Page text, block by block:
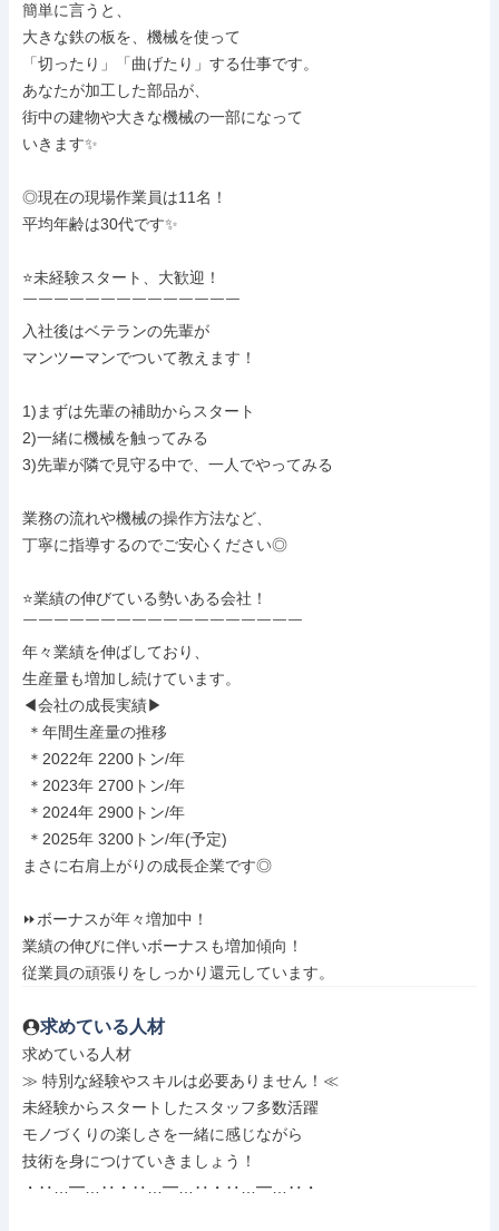
簡単に言うと、
大きな鉄の板を、機械を使って
「切ったり」「曲げたり」する仕事です。
あなたが加工した部品が、
街中の建物や大きな機械の一部になって
いきます✨
◎現在の現場作業員は11名！
平均年齢は30代です✨
⭐未経験スタート、大歓迎！
￣￣￣￣￣￣￣￣￣￣￣￣￣￣
入社後はベテランの先輩が
マンツーマンでついて教えます！
1)まずは先輩の補助からスタート
2)一緒に機械を触ってみる
3)先輩が隣で見守る中で、一人でやってみる
業務の流れや機械の操作方法など、
丁寧に指導するのでご安心ください◎
⭐業績の伸びている勢いある会社！
￣￣￣￣￣￣￣￣￣￣￣￣￣￣￣￣￣￣
年々業績を伸ばしており、
生産量も増加し続けています。
◀会社の成長実績▶
まさに右肩上がりの成長企業です◎
⏩ボーナスが年々増加中！
業績の伸びに伴いボーナスも増加傾向！
従業員の頑張りをしっかり還元しています。
求めている人材
求めている人材
≫ 特別な経験やスキルは必要ありません！≪
未経験からスタートしたスタッフ多数活躍
モノづくりの楽しさを一緒に感じながら
技術を身につけていきましょう！
・‥…━…‥・‥…━…‥・‥…━…‥・